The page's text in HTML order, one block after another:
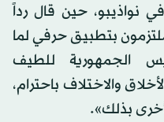
نواذيبو، حين قال رداً
بتطبيق حرفي لما
الجمهورية للطيف
والاختلاف باحترام،
بذلك».